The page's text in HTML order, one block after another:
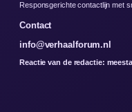
Responsgerichte contactlijn met
Contact
info@verhaalforum.nl
Reactie van de redactie: